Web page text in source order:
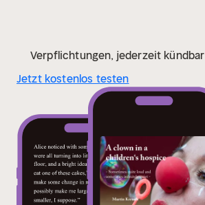
Verpflichtungen, jederzeit kündbar
Jetzt kostenlos testen